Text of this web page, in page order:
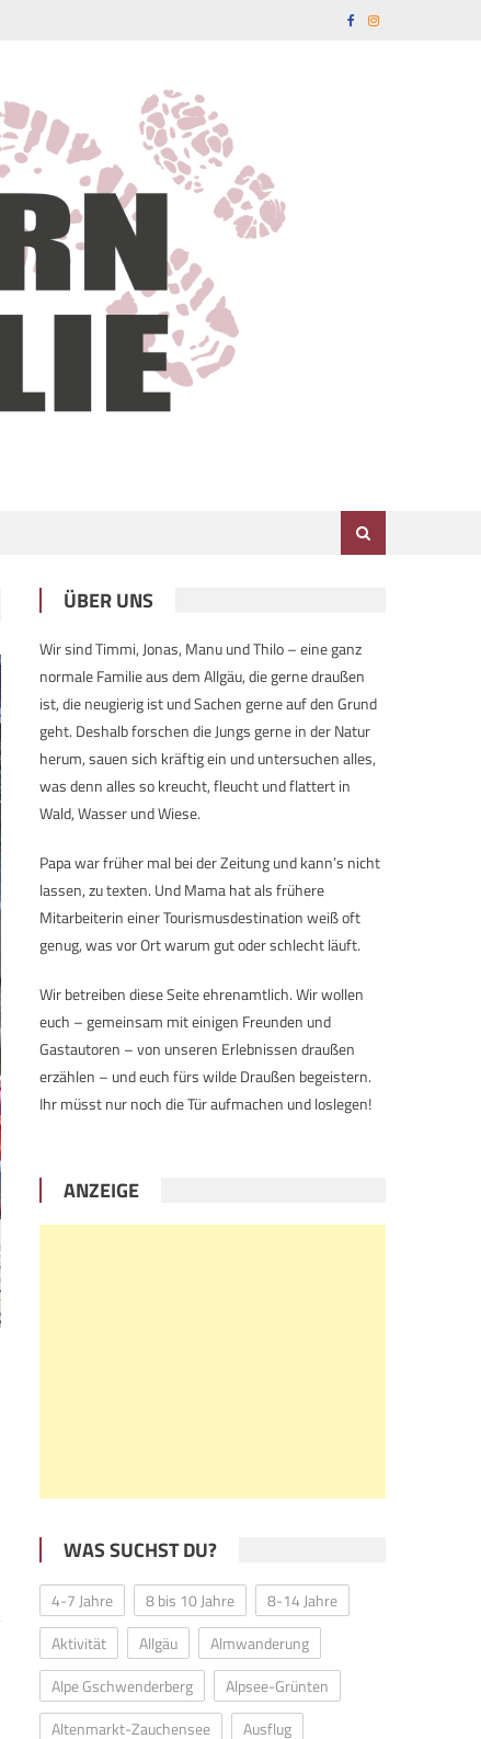
ÜBER UNS
Wir sind Timmi, Jonas, Manu und Thilo – eine ganz
normale Familie aus dem Allgäu, die gerne draußen
ist, die neugierig ist und Sachen gerne auf den Grund
geht. Deshalb forschen die Jungs gerne in der Natur
herum, sauen sich kräftig ein und untersuchen alles,
was denn alles so kreucht, fleucht und flattert in
Wald, Wasser und Wiese.
Papa war früher mal bei der Zeitung und kann’s nicht
lassen, zu texten. Und Mama hat als frühere
Mitarbeiterin einer Tourismusdestination weiß oft
genug, was vor Ort warum gut oder schlecht läuft.
Wir betreiben diese Seite ehrenamtlich. Wir wollen
euch – gemeinsam mit einigen Freunden und
Gastautoren – von unseren Erlebnissen draußen
erzählen – und euch fürs wilde Draußen begeistern.
Ihr müsst nur noch die Tür aufmachen und loslegen!
ANZEIGE
WAS SUCHST DU?
4-7 Jahre 8 bis 10 Jahre
8-14 Jahre
Aktivität
Allgäu
Almwanderung
Alpe Gschwenderberg
Alpsee-Grünten
Altenmarkt-Zauchensee
Ausflug